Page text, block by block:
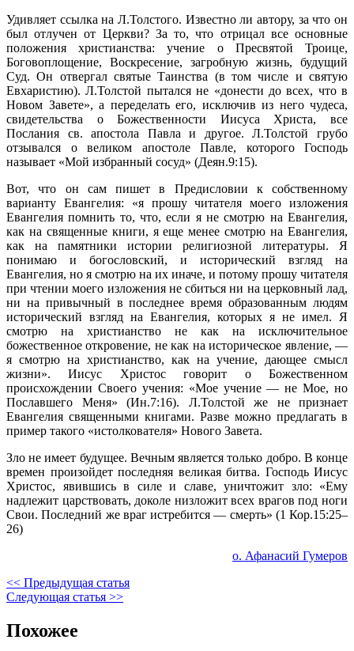
Удивляет ссылка на Л.Толстого. Известно ли автору, за что он
был отлучен от Церкви? За то, что отрицал все основные
положения христианства: учение о Пресвятой Троице,
Боговоплощение, Воскресение, загробную жизнь, будущий
Суд. Он отвергал святые Таинства (в том числе и святую
Евхаристию). Л.Толстой пытался не «донести до всех, что в
Новом Завете», а переделать его, исключив из него чудеса,
свидетельства о Божественности Иисуса Христа, все
Послания св. апостола Павла и другое. Л.Толстой грубо
отзывался о великом апостоле Павле, которого Господь
называет «Мой избранный сосуд» (Деян.9:15).
Вот, что он сам пишет в Предисловии к собственному
варианту Евангелия: «я прошу читателя моего изложения
Евангелия помнить то, что, если я не смотрю на Евангелия,
как на священные книги, я еще менее смотрю на Евангелия,
как на памятники истории религиозной литературы. Я
понимаю и богословский, и исторический взгляд на
Евангелия, но я смотрю на их иначе, и потому прошу читателя
при чтении моего изложения не сбиться ни на церковный лад,
ни на привычный в последнее время образованным людям
исторический взгляд на Евангелия, которых я не имел. Я
смотрю на христианство не как на исключительное
божественное откровение, не как на историческое явление, —
я смотрю на христианство, как на учение, дающее смысл
жизни». Иисус Христос говорит о Божественном
происхождении Своего учения: «Мое учение — не Мое, но
Пославшего Меня» (Ин.7:16). Л.Толстой же не признает
Евангелия священными книгами. Разве можно предлагать в
пример такого «истолкователя» Нового Завета.
Зло не имеет будущее. Вечным является только добро. В конце
времен произойдет последняя великая битва. Господь Иисус
Христос, явившись в силе и славе, уничтожит зло: «Ему
надлежит царствовать, доколе низложит всех врагов под ноги
Свои. Последний же враг истребится — смерть» (1 Кор.15:25–
26)
о. Афанасий Гумеров
<< Предыдущая статья
Следующая статья >>
Похожее